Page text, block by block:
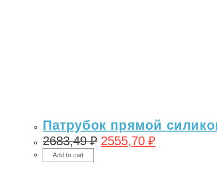
Патрубок прямой
2683,49₽ 2555,70 ₽
Add to cart